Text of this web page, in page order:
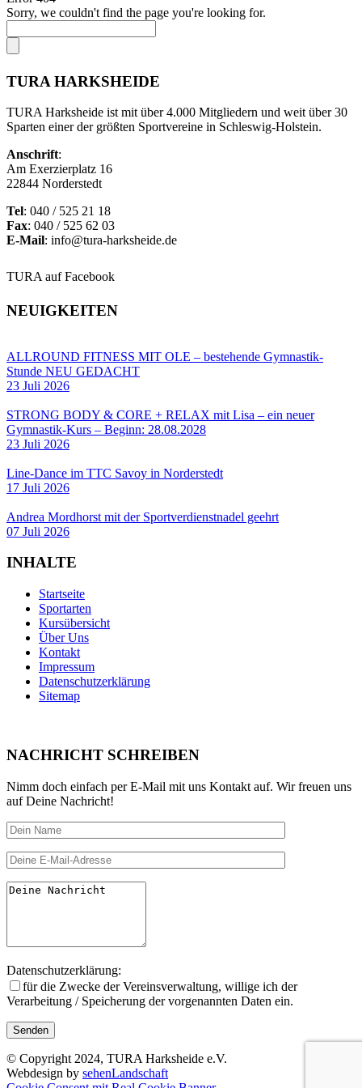
Sorry, we couldn't find the page you're looking for.
TURA HARKSHEIDE
TURA Harksheide ist mit über 4.000 Mitgliedern und weit über 30
Sparten einer der größten Sportvereine in Schleswig-Holstein.
Anschrift:
Am Exerzierplatz 16
22844 Norderstedt
Tel: 040 / 525 21 18
Fax: 040 / 525 62 03
E-Mail: info@tura-harksheide.de
TURA auf Facebook
NEUIGKEITEN
ALLROUND FITNESS MIT OLE – bestehende Gymnastik-
Stunde NEU GEDACHT
23 Juli 2026
STRONG BODY & CORE + RELAX mit Lisa – ein neuer
Gymnastik-Kurs – Beginn: 28.08.2028
23 Juli 2026
Line-Dance im TTC Savoy in Norderstedt
17 Juli 2026
Andrea Mordhorst mit der Sportverdienstnadel geehrt
07 Juli 2026
INHALTE
Startseite
Sportarten
Kursübersicht
Über Uns
Kontakt
Impressum
Datenschutzerklärung
Sitemap
NACHRICHT SCHREIBEN
Nimm doch einfach per E-Mail mit uns Kontakt auf. Wir freuen uns
auf Deine Nachricht!
Datenschutzerklärung:
für die Zwecke der Vereinsverwal­tung, willige ich der
Verarbeitung / Speicherung der vorgenannten Daten ein.
© Copyright 2024, TURA Harksheide e.V.
Webdesign by sehenLandschaft